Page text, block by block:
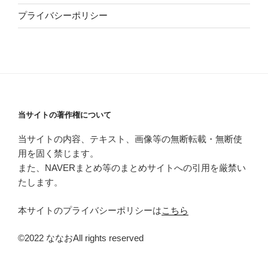
プライバシーポリシー
当サイトの著作権について
当サイトの内容、テキスト、画像等の無断転載・無断使
用を固く禁じます。
また、NAVERまとめ等のまとめサイトへの引用を厳禁い
たします。
本サイトのプライバシーポリシーはこちら
©2022 ななおAll rights reserved